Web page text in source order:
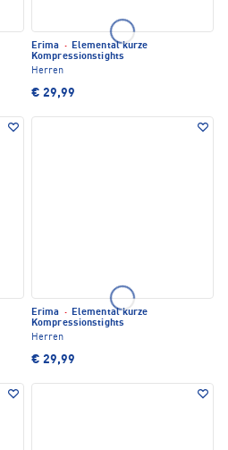
Erima · Elemental kurze
Kompressionstights
Herren
€ 29,99
Erima · Elemental kurze
Kompressionstights
Herren
€ 29,99